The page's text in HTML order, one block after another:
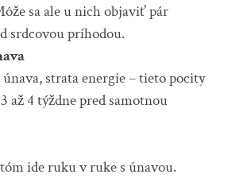
sa ale u nich objaviť pár
srdcovou príhodou.
strata energie – tieto pocity
až 4 týždne pred samotnou
ide ruku v ruke s únavou.